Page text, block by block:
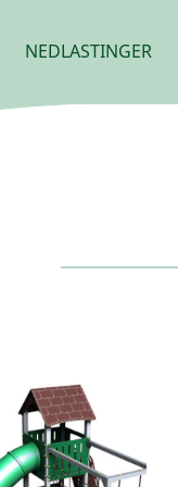
NEDLASTINGER